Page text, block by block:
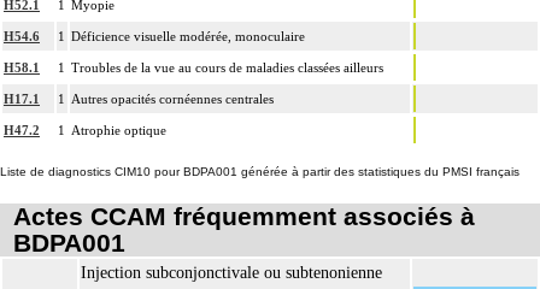
H52.1 1 Myopie
H54.6 1 Déficience visuelle modérée, monoculaire
H58.1 1 Troubles de la vue au cours de maladies classées ailleurs
H17.1 1 Autres opacités cornéennes centrales
H47.2 1 Atrophie optique
Liste de diagnostics CIM10 pour BDPA001 générée à partir des statistiques du PMSI français
Actes CCAM fréquemment associés à
BDPA001
Injection subconjonctivale ou subtenonienne